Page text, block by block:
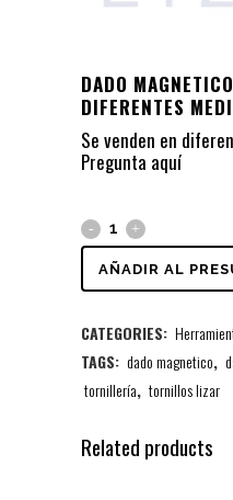
DADO
DIFERENTES
Se venden en
Pregunta aquí
AÑADIR AL
CATEGORIES:
TAGS: dado magnetico,
tornillería, tornillos lizar
Related products